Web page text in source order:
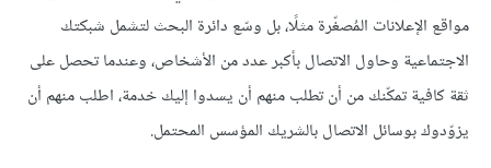
مواقع الإعلانات المُصغّرة مثلًا، بل وسّع دائرة البحث لتشمل شبكتك
الاجتماعية وحاول الاتصال بأكبر عدد من الأشخاص، وعندما تحصل على
ثقة كافية تمكّنك من أن تطلب منهم أن يسدوا إليك خدمة، اطلب منهم أن
يزوّدوك بوسائل الاتصال بالشريك المؤسس المحتمل.